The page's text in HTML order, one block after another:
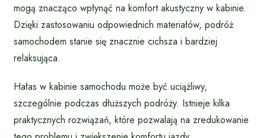
mogą znacząco wpłynąć na komfort akustyczny w kabinie.
Dzięki zastosowaniu odpowiednich materiałów, podróż
samochodem stanie się znacznie cichsza i bardziej
relaksująca.
Hałas w kabinie samochodu może być uciążliwy,
szczególnie podczas dłuższych podróży. Istnieje kilka
praktycznych rozwiązań, które pozwalają na zredukowanie